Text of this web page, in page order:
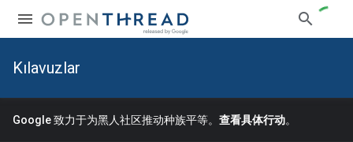
Kılavuzlar
Google 致力于为黑人社区推动种族平等。 查看具体行动。